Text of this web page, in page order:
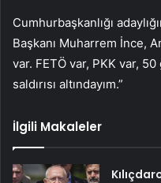
Cumhurbaşkanlığı
Başkanı Muharrem İnce,
var. FETÖ var, PKK var,
saldırısı altındayım.”
İlgili Makaleler